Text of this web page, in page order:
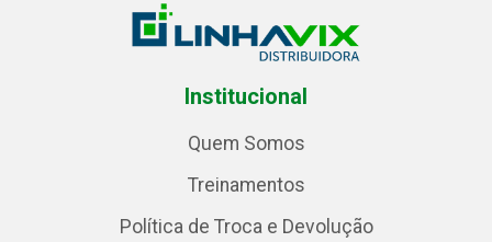
Institucional
Quem Somos
Treinamentos
Política de Troca e Devolução